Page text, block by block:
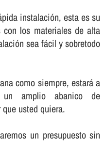
instalación, esta es su
con los materiales de alta
sea fácil y sobretodo
como siempre, estará a
amplio abanico de
usted quiera.
un presupuesto sin